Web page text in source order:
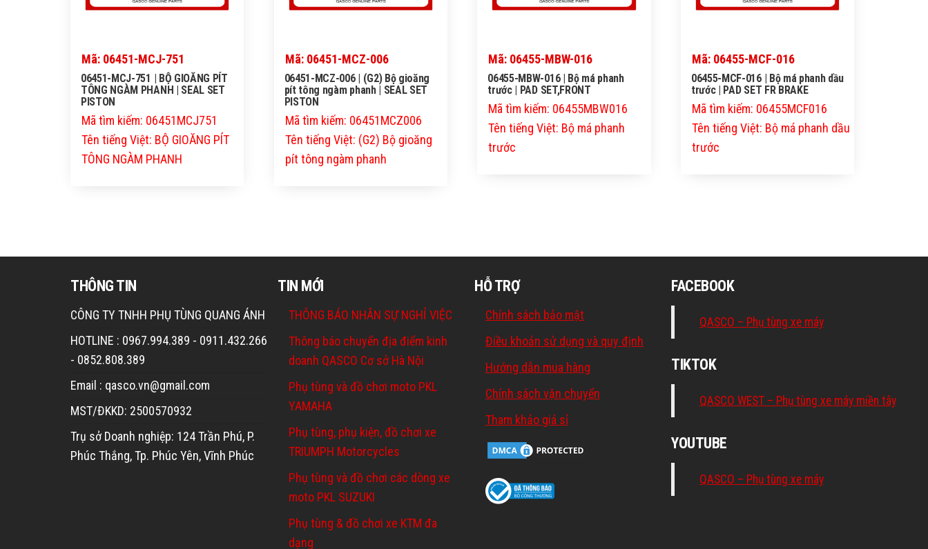
Mã: 06451-MCJ-751
06451-MCJ-751 | BỘ GIOĂNG PÍT
TÔNG NGÀM PHANH | SEAL SET
PISTON
Mã tìm kiếm: 06451MCJ751
Tên tiếng Việt: BỘ GIOĂNG PÍT
TÔNG NGÀM PHANH
Mã: 06451-MCZ-006
06451-MCZ-006 | (G2) Bộ gioăng
pít tông ngàm phanh | SEAL SET
PISTON
Mã tìm kiếm: 06451MCZ006
Tên tiếng Việt: (G2) Bộ gioăng
pít tông ngàm phanh
Mã: 06455-MBW-016
06455-MBW-016 | Bộ má phanh
trước | PAD SET,FRONT
Mã tìm kiếm: 06455MBW016
Tên tiếng Việt: Bộ má phanh
trước
Mã: 06455-MCF-016
06455-MCF-016 | Bộ má phanh dầu
trước | PAD SET FR BRAKE
Mã tìm kiếm: 06455MCF016
Tên tiếng Việt: Bộ má phanh dầu
trước
THÔNG TIN
CÔNG TY TNHH PHỤ TÙNG QUANG ÁNH
HOTLINE : 0967.994.389 - 0911.432.266
- 0852.808.389
Email : qasco.vn@gmail.com
MST/ĐKKD: 2500570932
Trụ sở Doanh nghiệp: 124 Trần Phú, P.
Phúc Thắng, Tp. Phúc Yên, Vĩnh Phúc
TIN MỚI
THÔNG BÁO NHÂN SỰ NGHỈ VIỆC
Thông báo chuyển địa điểm kinh
doanh QASCO Cơ sở Hà Nội
Phụ tùng và đồ chơi moto PKL
YAMAHA
Phụ tùng, phụ kiện, đồ chơi xe
TRIUMPH Motorcycles
Phụ tùng và đồ chơi các dòng xe
moto PKL SUZUKI
Phụ tùng & đồ chơi xe KTM đa
dạng
HỖ TRỢ
Chính sách bảo mật
Điều khoản sử dụng và quy định
Hướng dẫn mua hàng
Chính sách vận chuyển
Tham khảo giá sỉ
FACEBOOK
QASCO – Phụ tùng xe máy
TIKTOK
QASCO WEST – Phụ tùng xe máy miền tây
YOUTUBE
QASCO – Phụ tùng xe máy